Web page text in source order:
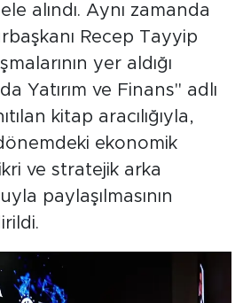
alındı. Aynı zamanda
Recep Tayyip
yer aldığı
Yatırım ve Finans" adlı
kitap aracılığıyla,
ekonomik
ve stratejik arka
paylaşılmasının